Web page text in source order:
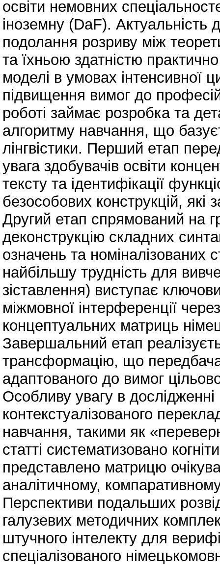
освіти немовних
іноземну (DaF). Актуальність
подолання розриву між
та їхньою здатністю
моделі в умовах інтенсивної
підвищення вимог до
роботі займає розробка та
алгоритму навчання, що
лінгвістики. Перший етап
увага здобувачів освіти
тексту та ідентифікації
безособових конструкцій, які
Другий етап спрямований на
деконструкцію складних
означень та номіналізованих
найбільшу трудність для
зіставлення) виступає
міжмовної інтерференції
концептуальних матриць
Завершальний етап
трансформацію, що
адаптованого до вимог
Особливу увагу в дослідженні
контекстуалізованого
навчання, такими як
статті систематизовано
представлено матрицю
аналітичному,
Перспективи подальших
галузевих методичних
штучного інтелекту для
спеціалізованого